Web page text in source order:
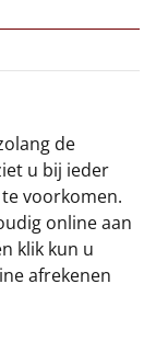
de
u bij ieder
voorkomen.
online aan
klik kun u
afrekenen